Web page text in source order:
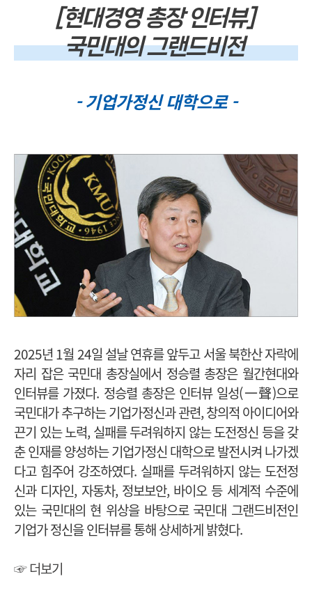
[현대경영 총장 인터뷰]
국민대의 그랜드비전
- 기업가정신 대학으로 -
2025년 1월 24일 설날 연휴를 앞두고 서울 북한산 자락에
자리 잡은 국민대 총장실에서 정승렬 총장은 월간현대와
인터뷰를 가졌다. 정승렬 총장은 인터뷰 일성(一聲)으로
국민대가 추구하는 기업가정신과 관련, 창의적 아이디어와
끈기 있는 노력, 실패를 두려워하지 않는 도전정신 등을 갖
춘 인재를 양성하는 기업가정신 대학으로 발전시켜 나가겠
다고 힘주어 강조하였다. 실패를 두려워하지 않는 도전정
신과 디자인, 자동차, 정보보안, 바이오 등 세계적 수준에
있는 국민대의 현 위상을 바탕으로 국민대 그랜드비전인
기업가 정신을 인터뷰를 통해 상세하게 밝혔다.
☞ 더보기